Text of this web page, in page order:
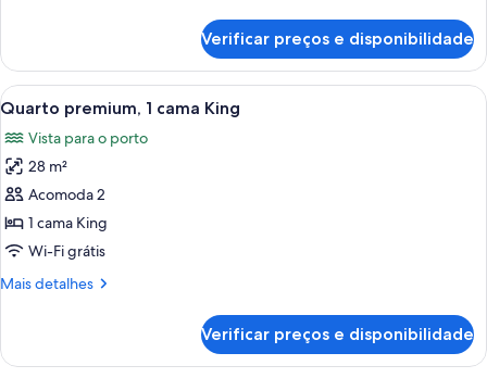
King
superior,
cama
Verificar preços e disponibilidade
Carrega
todas
as
fotos
de
Quarto
premium,
cama
Quarto de hotel com uma cama
6
Quarto premium, 1 cama King
Vista para o porto
28 m²
Acomoda 2
1 cama King
Wi-Fi grátis
Mais detalhes
Mais
premium,
Verificar preços e disponibilidade